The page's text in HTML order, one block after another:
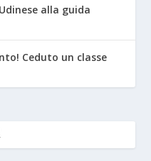
alla guida
Ceduto un classe